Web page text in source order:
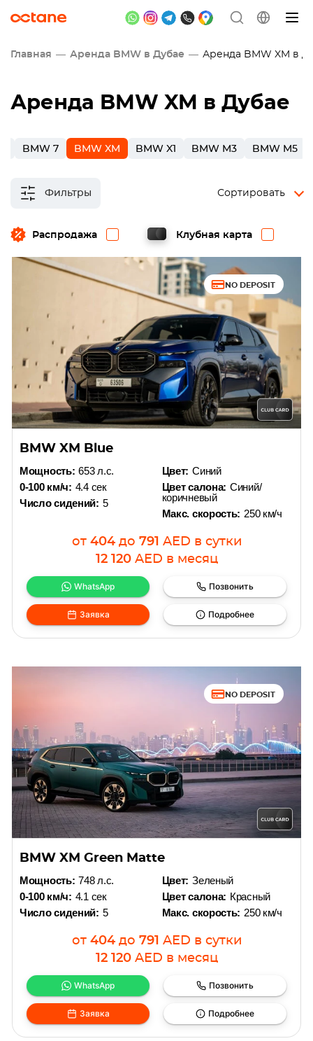
Главная Аренда BMW в Дубае Аренда BMW XM в
Аренда BMW XM в Дубае
BMW 7 BMW XM BMW X1 BMW M3 BMW M5
Фильтры
Распродажа Клубная карта
Сортировать
NO DEPOSIT
BMW XM Blue
Мощность: 653 л.с.
0-100 км/ч: 4.4 сек
Число сидений: 5
Цвет: Синий
Цвет салона: Синий/
коричневый
Макс. скорость: 250 км/ч
от 404 до 791 AED в сутки
12 120 AED в месяц
WhatsApp Позвонить
Заявка Подробнее
NO DEPOSIT
BMW XM Green Matte
Мощность: 748 л.с.
0-100 км/ч: 4.1 сек
Число сидений: 5
Цвет: Зеленый
Цвет салона: Красный
Макс. скорость: 250 км/ч
от 404 до 791 AED в сутки
12 120 AED в месяц
WhatsApp Позвонить
Заявка Подробнее